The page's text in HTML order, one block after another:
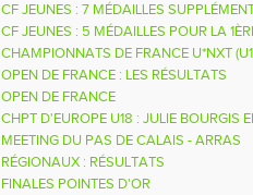
CF JEUNES : 7 MÉDAILLES
CF JEUNES : 5 MÉDAILLES POUR LA
CHAMPIONNATS DE FRANCE U*NXT
OPEN DE FRANCE : LES RÉSULTATS
OPEN DE FRANCE
CHPT D'EUROPE U18 : JULIE BOURGIS
MEETING DU PAS DE CALAIS - ARRAS
RÉGIONAUX : RÉSULTATS
FINALES POINTES D'OR